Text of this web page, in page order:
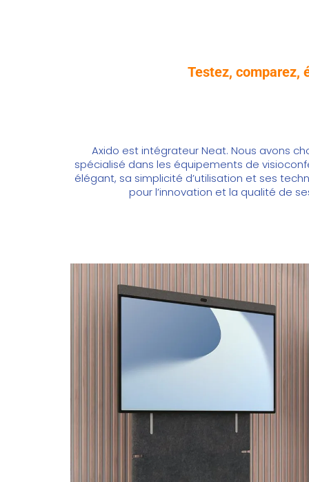
Testez, comparez,
Axido est intégrateur Neat. Nous avons
spécialisé dans les équipements de
élégant, sa simplicité d’utilisation et ses
pour l’innovation et la qualité de